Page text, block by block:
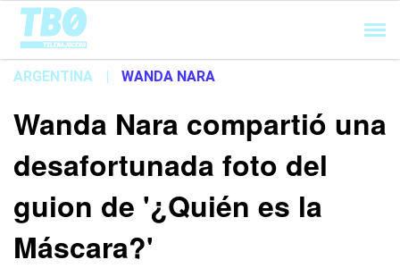
Cargando...
ARGENTINA | WANDA NARA
Wanda Nara compartió una
desafortunada foto del
guion de '¿Quién es la
Máscara?'